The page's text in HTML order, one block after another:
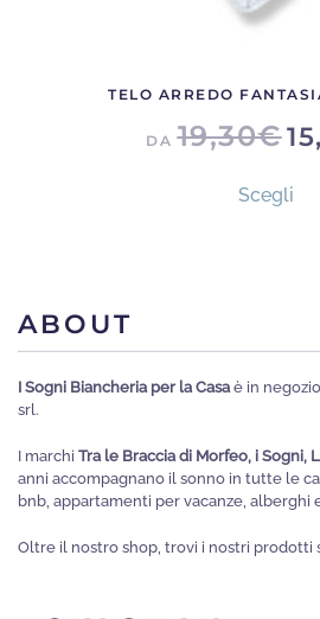
TELO ARREDO
DA19,30€
Scegli
ABOUT
I Sogni Biancheria per la Casa è in
srl.
I marchi Tra le Braccia di Morfeo, i Sogni,
anni accompagnano il sonno in tutte le
bnb, appartamenti per vacanze, alberghi
Oltre il nostro shop, trovi i nostri prodotti